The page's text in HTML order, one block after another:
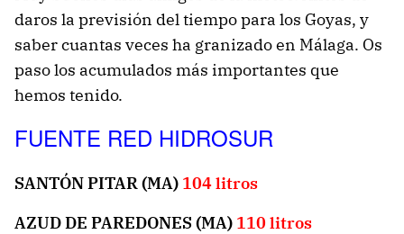
daros la previsión del tiempo para los Goyas, y
saber cuantas veces ha granizado en Málaga. Os
paso los acumulados más importantes que
hemos tenido.
FUENTE RED HIDROSUR
SANTÓN PITAR (MA) 104 litros
AZUD DE PAREDONES (MA) 110 litros